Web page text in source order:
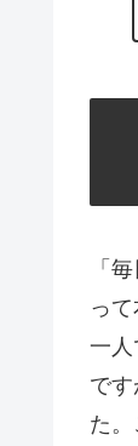
「
っ
一人
で
た